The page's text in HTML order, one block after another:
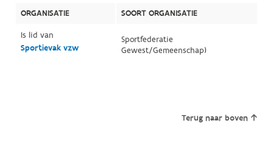
ORGANISATIE
SOORT ORGANISATIE
Is lid van
Sportievak vzw
Sportfederatie
Gewest/Gemeenschap)
Terug naar boven